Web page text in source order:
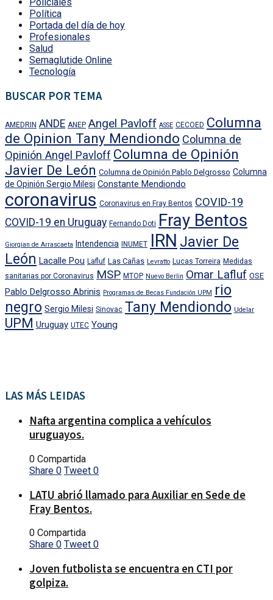
Policiales
Política
Portada del día de hoy
Profesionales
Salud
Semaglutide Online
Tecnología
BUSCAR POR TEMA
AMEDRIN ANDE ANEP Angel Pavloff ASSE CECOED Columna
de Opinion Tany Mendiondo Columna de
Opinión Angel Pavloff Columna de Opinión
Javier De León Columna de Opinión Pablo Delgrosso Columna
de Opinión Sergio Milesi Constante Mendiondo
coronavirus Coronavirus en Fray Bentos COVID-19
COVID-19 en Uruguay Fernando Doti Fray Bentos
Giorgian de Arrascaeta Intendencia INUMET IRN Javier De
León Lacalle Pou Lafluf Las Cañas Levratto Lucas Torreira Medidas
sanitarias por Coronavirus MSP MTOP Nuevo Berlin Omar Lafluf OSE
Pablo Delgrosso Abrinis Programas de Becas Fundación UPM rio
negro Sergio Milesi Sinovac Tany Mendiondo Udelar
UPM Uruguay UTEC Young
LAS MÁS LEIDAS
Nafta argentina complica a vehículos
uruguayos.
0 Compartida
Share 0 Tweet 0
LATU abrió llamado para Auxiliar en Sede de
Fray Bentos.
0 Compartida
Share 0 Tweet 0
Joven futbolista se encuentra en CTI por
golpiza.